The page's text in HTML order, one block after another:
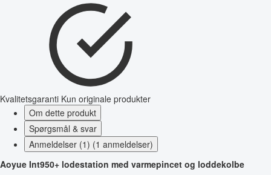
Kvalitetsgaranti Kun originale produkter
Om dette produkt
Spørgsmål & svar
Anmeldelser (1) (1 anmeldelser)
Aoyue Int950+ lodestation med varmepincet og loddekolbe